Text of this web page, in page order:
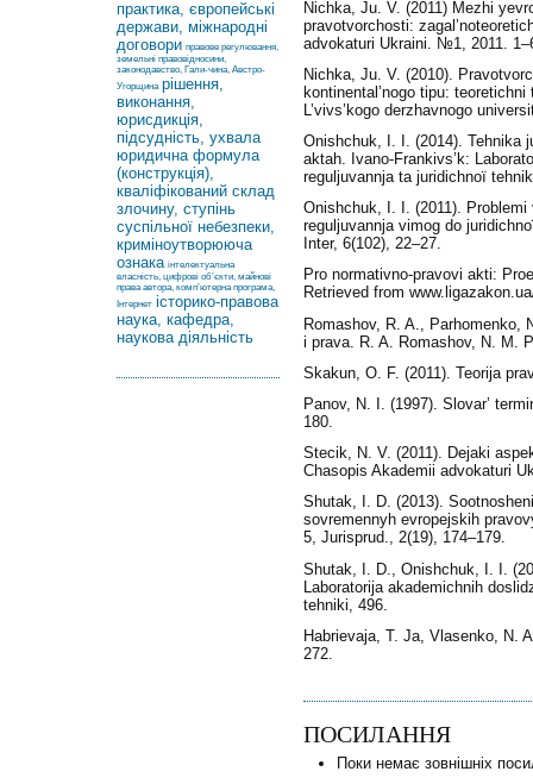
практика, європейські
держави, міжнародні
договори правове регулювання,
земельні правовідносини,
законодавство, Гали-чина, Австро-
Угорщина рішення,
виконання,
юрисдикція,
підсудність, ухвала
юридична формула
(конструкція),
кваліфікований склад
злочину, ступінь
суспільної небезпеки,
криміноутворююча
ознака інтелектуальна
власність, цифрові об’єкти, майнові
права автора, комп’ютерна програма,
Інтернет історико-правова
наука, кафедра,
наукова діяльність
Nichka, Ju. V. (2011) Mezhі
pravotvorchostі:
advokaturi Ukraini. №1, 2011.
Nichka, Ju. V. (2010).
kontinental’nogo tipu:
L’vіvs’kogo derzhavnogo
Onishchuk, І. І. (2014).
aktah. Іvano-Frankіvs’k:
reguljuvannja ta juridichnoї
Onishchuk, І. І. (2011).
reguljuvannja vimog do
Іnter, 6(102), 22–27.
Pro normativno-pravovі akti:
Retrieved from
Romashov, R. A., Parhomenko,
і prava. R. A. Romashov, N. M.
Skakun, O. F. (2011). Teorіja
Panov, N. I. (1997). Slovar’
180.
Stecik, N. V. (2011). Dejakі
Chasopis Akademіi advokaturi
Shutak, I. D. (2013).
sovremennyh evropejskih
5, Jurisprud., 2(19), 174–179.
Shutak, І. D., Onishchuk, І. І.
Laboratorіja akademіchnih
tehnіki, 496.
Habrievaja, T. Ja, Vlasenko, N.
272.
ПОСИЛАННЯ
Поки немає зовнішніх